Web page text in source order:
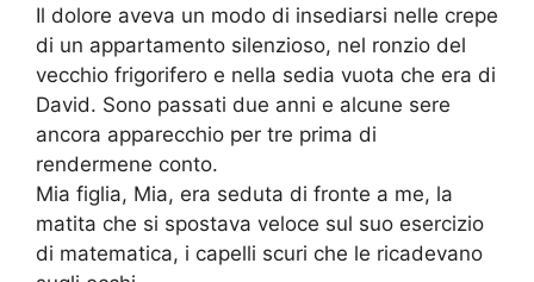
Il dolore aveva un modo di insediarsi nelle crepe
di un appartamento silenzioso, nel ronzio del
vecchio frigorifero e nella sedia vuota che era di
David. Sono passati due anni e alcune sere
ancora apparecchio per tre prima di
rendermene conto.
Mia figlia, Mia, era seduta di fronte a me, la
matita che si spostava veloce sul suo esercizio
di matematica, i capelli scuri che le ricadevano